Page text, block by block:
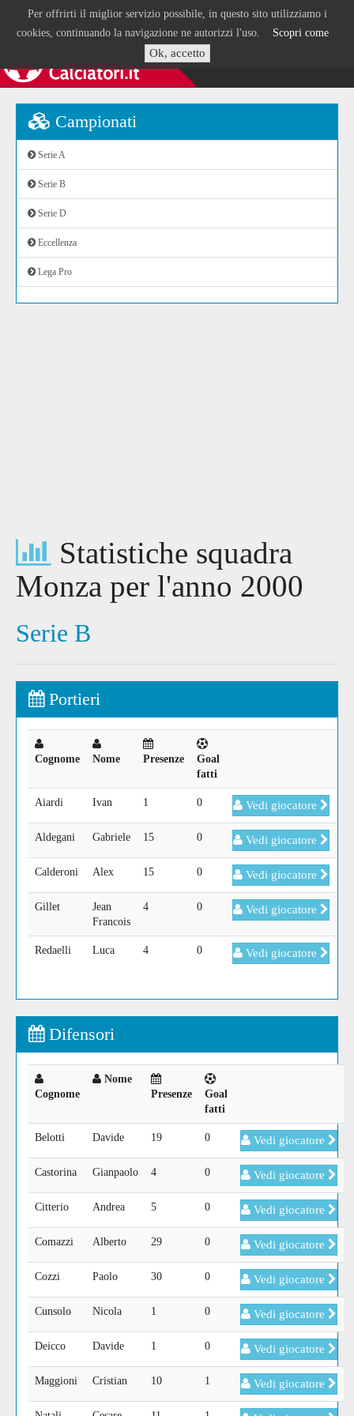
Per offrirti il miglior servizio possibile, in questo sito utilizziamo i
cookies, continuando la navigazione ne autorizzi l'uso. Scopri come
Ok, accetto
Campionati
Serie A
Serie B
Serie D
Eccellenza
Lega Pro
Statistiche squadra
Monza per l'anno 2000
Serie B
Portieri
Cognome Nome Presenze
Goal
fatti
Aiardi Ivan 1 0 Vedi giocatore
Aldegani Gabriele 15 0 Vedi giocatore
Calderoni Alex 15 0 Vedi giocatore
Gillet
Jean
Francois
4 0 Vedi giocatore
Redaelli Luca 4 0 Vedi giocatore
Difensori
Cognome
Nome
Presenze
Goal
fatti
Belotti Davide 19 0 Vedi giocatore
Castorina Gianpaolo 4 0 Vedi giocatore
Citterio Andrea 5 0 Vedi giocatore
Comazzi Alberto 29 0 Vedi giocatore
Cozzi Paolo 30 0 Vedi giocatore
Cunsolo Nicola 1 0 Vedi giocatore
Deicco Davide 1 0 Vedi giocatore
Maggioni Cristian 10 1 Vedi giocatore